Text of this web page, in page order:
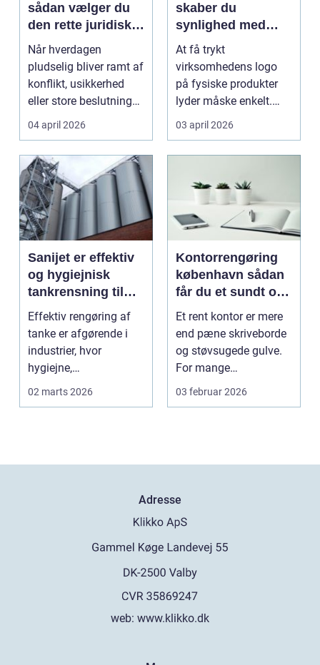
sådan vælger du
den rette juridiske
hjælp lokalt
Når hverdagen
pludselig bliver ramt af
konflikt, usikkerhed
eller store beslutninger,
kan en lokal a...
04 april 2026
skaber du
synlighed med
simple midler
At få trykt
virksomhedens logo
på fysiske produkter
lyder måske enkelt.
Men gjort rigtigt kan
logotr...
03 april 2026
Sanijet er effektiv
og hygiejnisk
tankrensning til
krævende
industrier
Effektiv rengøring af
tanke er afgørende i
industrier, hvor
hygiejne,
02 marts 2026
Kontorrengøring
københavn sådan
får du et sundt og
præsentabelt
arbejdsmiljø
Et rent kontor er mere
end pæne skriveborde
og støvsugede gulve.
For mange
virksomheder i
03 februar 2026
Adresse
web: www.klikko.dk